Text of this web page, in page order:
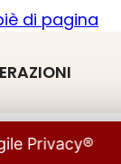
di pagina
Privacy®